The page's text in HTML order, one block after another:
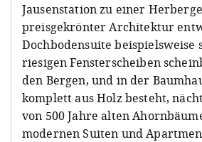
Jausenstation zu einer
preisgekrönter Architektur
Dochbodensuite beispielsweise
riesigen Fensterscheiben
den Bergen, und in der
komplett aus Holz besteht,
von 500 Jahre alten
modernen Suiten und